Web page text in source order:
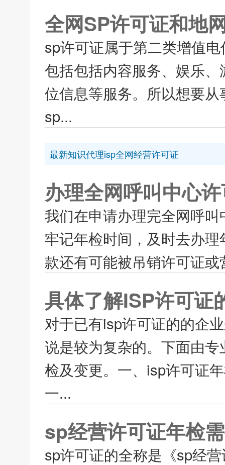
全网SP许可证和地
sp许可证属于第二类增值
包括包括内容服务、娱乐
位信息等服务。所以想要
sp...
最新知识代理isp全网经营许可证
办理全网呼叫中心
我们在申请办理完全网呼
牢记年检时间，及时去办
款还有可能被吊销许可证
具体了解ISP许可证
对于已有isp许可证的的企
说是较为复杂的。下面由
检及变更。一、isp许可证
一...
sp经营许可证年检
sp许可证的全称是《sp经